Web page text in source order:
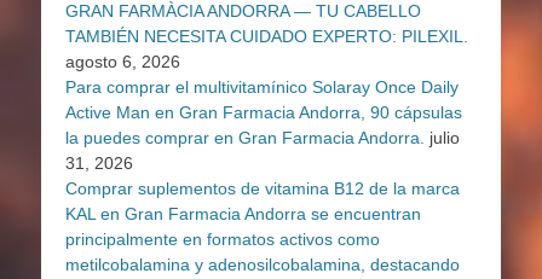
GRAN FARMÀCIA ANDORRA — TU CABELLO
TAMBIÉN NECESITA CUIDADO EXPERTO: PILEXIL.
agosto 6, 2026
Para comprar el multivitamínico Solaray Once Daily
Active Man en Gran Farmacia Andorra, 90 cápsulas
la puedes comprar en Gran Farmacia Andorra.
julio
31, 2026
Comprar suplementos de vitamina B12 de la marca
KAL en Gran Farmacia Andorra se encuentran
principalmente en formatos activos como
metilcobalamina y adenosilcobalamina, destacando